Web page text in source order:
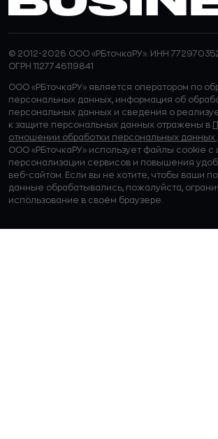
© 2012-2026 ООО «РБточкаРУ». ИНН
ОГРН 1127746119841
ООО «РБточкаРУ» является оператором по
персональных данных, информация об
персональных данных и сведения о
к защите персональных данных отражены в
отношении обработки персональных данных.
ООО «РБточкаРУ» использует файлы cookie с
персонализации сервисов и повышения
веб-сайтом. Если вы не хотите, чтобы ваши
данные обрабатывались, пожалуйста,
использование в своём браузере.